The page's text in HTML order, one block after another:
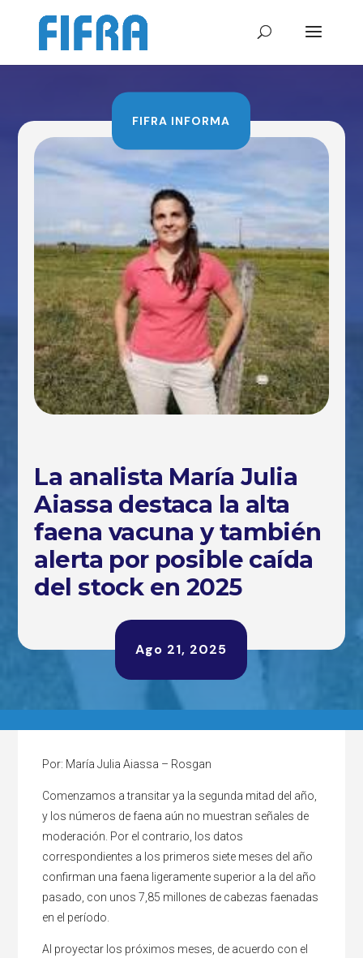
FIFRA INFORMA
La analista María Julia
Aiassa destaca la alta
faena vacuna y también
alerta por posible caída
del stock en 2025
Ago 21, 2025
Por: María Julia Aiassa – Rosgan
Comenzamos a transitar ya la segunda mitad del año,
y los números de faena aún no muestran señales de
moderación. Por el contrario, los datos
correspondientes a los primeros siete meses del año
confirman una faena ligeramente superior a la del año
pasado, con unos 7,85 millones de cabezas faenadas
en el período.
Al proyectar los próximos meses, de acuerdo con el